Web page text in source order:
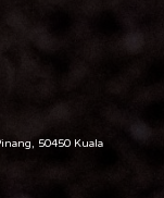
50450 Kuala